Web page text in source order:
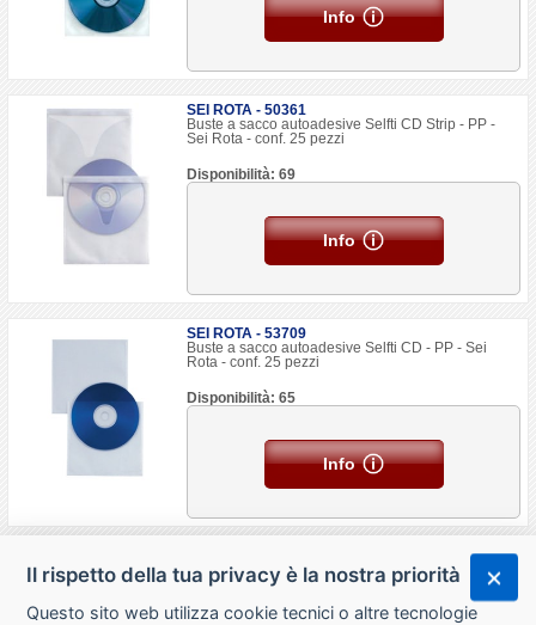
Info
SEI ROTA - 50361
Buste a sacco autoadesive Selfti CD Strip - PP -
Sei Rota - conf. 25 pezzi
Disponibilità: 69
Info
SEI ROTA - 53709
Buste a sacco autoadesive Selfti CD - PP - Sei
Rota - conf. 25 pezzi
Disponibilità: 65
Info
Il rispetto della tua privacy è la nostra priorità
Questo sito web utilizza cookie tecnici o altre tecnologie